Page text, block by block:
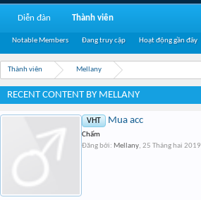
Thành viên Mellany
RECENT CONTENT BY MELLANY
VHT Mua acc
Chấm
Đăng bởi: Mellany, 25 Tháng hai 2019
Diễn đàn Thành viên
Notable Members Đang truy cập Hoạt động gần đây